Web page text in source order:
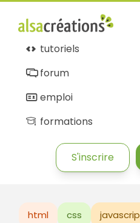
tutoriels
forum
emploi
formations
S'inscrire
html css